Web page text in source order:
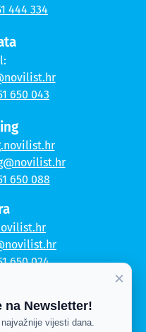
444 334
650 043
650 088
650 024
×
na Newsletter!
vijesti dana.